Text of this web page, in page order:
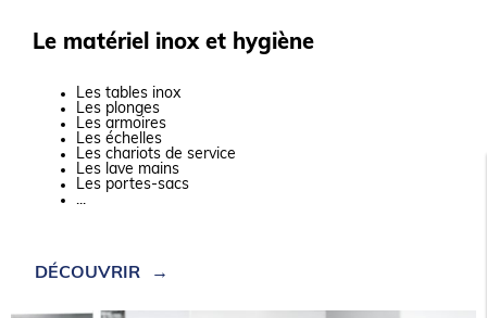
Le matériel inox et hygiène
Les tables inox
Les plonges
Les armoires
Les échelles
Les chariots de service
Les lave mains
Les portes-sacs
...
DÉCOUVRIR